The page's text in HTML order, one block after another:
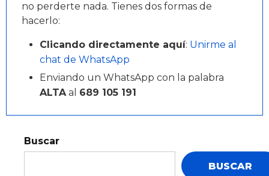
no perderte nada. Tienes dos formas de
hacerlo:
Clicando directamente aquí: Unirme al
chat de WhatsApp
Enviando un WhatsApp con la palabra
ALTAal 689 105 191
Buscar
BUSCAR